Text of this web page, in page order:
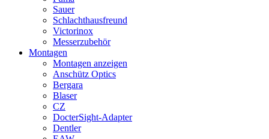
Sauer
Schlachthausfreund
Victorinox
Messerzubehör
Montagen
Montagen anzeigen
Anschütz Optics
Bergara
Blaser
CZ
DocterSight-Adapter
Dentler